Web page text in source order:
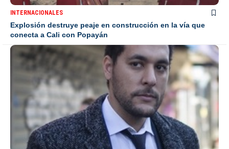
INTERNACIONALES
Explosión destruye peaje en construcción en la vía que
conecta a Cali con Popayán